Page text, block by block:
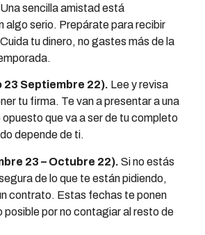
sencilla amistad está
algo serio. Prepárate para recibir
tu dinero, no gastes más de la
23 Septiembre 22). Lee y revisa
tu firma. Te van a presentar a una
que va a ser de tu completo
depende de ti.
23 – Octubre 22). Si no estás
de lo que te están pidiendo,
contrato. Estas fechas te ponen
posible por no contagiar al resto de